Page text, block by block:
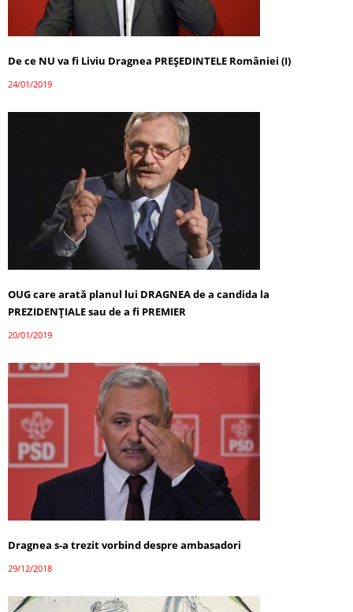
De ce NU va fi Liviu Dragnea PREȘEDINTELE României (I)
24/01/2019
OUG care arată planul lui DRAGNEA de a candida la
PREZIDENȚIALE sau de a fi PREMIER
20/01/2019
Dragnea s-a trezit vorbind despre ambasadori
29/12/2018